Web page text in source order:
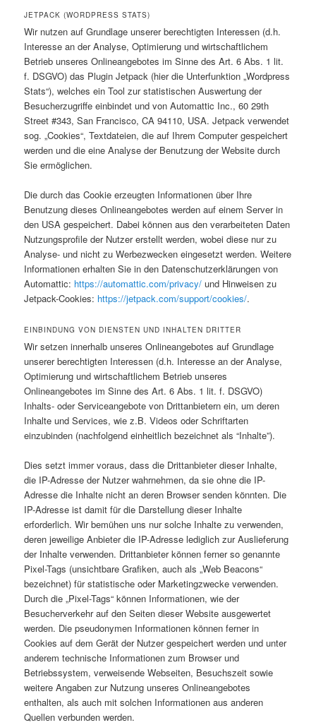
JETPACK (WORDPRESS STATS)
Wir nutzen auf Grundlage unserer berechtigten Interessen (d.h.
Interesse an der Analyse, Optimierung und wirtschaftlichem
Betrieb unseres Onlineangebotes im Sinne des Art. 6 Abs. 1 lit.
f. DSGVO) das Plugin Jetpack (hier die Unterfunktion „Wordpress
Stats“), welches ein Tool zur statistischen Auswertung der
Besucherzugriffe einbindet und von Automattic Inc., 60 29th
Street #343, San Francisco, CA 94110, USA. Jetpack verwendet
sog. „Cookies“, Textdateien, die auf Ihrem Computer gespeichert
werden und die eine Analyse der Benutzung der Website durch
Sie ermöglichen.
Die durch das Cookie erzeugten Informationen über Ihre
Benutzung dieses Onlineangebotes werden auf einem Server in
den USA gespeichert. Dabei können aus den verarbeiteten Daten
Nutzungsprofile der Nutzer erstellt werden, wobei diese nur zu
Analyse- und nicht zu Werbezwecken eingesetzt werden. Weitere
Informationen erhalten Sie in den Datenschutzerklärungen von
Automattic: https://automattic.com/privacy/ und Hinweisen zu
Jetpack-Cookies: https://jetpack.com/support/cookies/.
EINBINDUNG VON DIENSTEN UND INHALTEN DRITTER
Wir setzen innerhalb unseres Onlineangebotes auf Grundlage
unserer berechtigten Interessen (d.h. Interesse an der Analyse,
Optimierung und wirtschaftlichem Betrieb unseres
Onlineangebotes im Sinne des Art. 6 Abs. 1 lit. f. DSGVO)
Inhalts- oder Serviceangebote von Drittanbietern ein, um deren
Inhalte und Services, wie z.B. Videos oder Schriftarten
einzubinden (nachfolgend einheitlich bezeichnet als “Inhalte”).
Dies setzt immer voraus, dass die Drittanbieter dieser Inhalte,
die IP-Adresse der Nutzer wahrnehmen, da sie ohne die IP-
Adresse die Inhalte nicht an deren Browser senden könnten. Die
IP-Adresse ist damit für die Darstellung dieser Inhalte
erforderlich. Wir bemühen uns nur solche Inhalte zu verwenden,
deren jeweilige Anbieter die IP-Adresse lediglich zur Auslieferung
der Inhalte verwenden. Drittanbieter können ferner so genannte
Pixel-Tags (unsichtbare Grafiken, auch als „Web Beacons“
bezeichnet) für statistische oder Marketingzwecke verwenden.
Durch die „Pixel-Tags“ können Informationen, wie der
Besucherverkehr auf den Seiten dieser Website ausgewertet
werden. Die pseudonymen Informationen können ferner in
Cookies auf dem Gerät der Nutzer gespeichert werden und unter
anderem technische Informationen zum Browser und
Betriebssystem, verweisende Webseiten, Besuchszeit sowie
weitere Angaben zur Nutzung unseres Onlineangebotes
enthalten, als auch mit solchen Informationen aus anderen
Quellen verbunden werden.